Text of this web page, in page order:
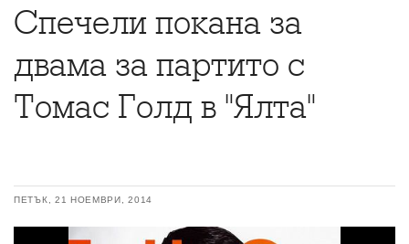
Спечели покана за
двама за партито с
Томас Голд в "Ялта"
ПЕТЪК, 21 НОЕМВРИ, 2014